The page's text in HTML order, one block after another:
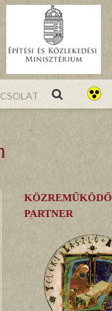
KÖZREMŰKÖDŐ
PARTNER